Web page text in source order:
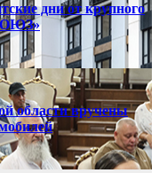
дни от крупного
области вручены